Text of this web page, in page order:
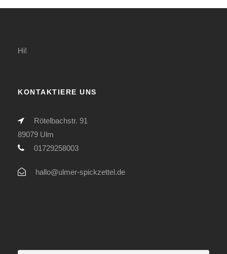
Hi!
KONTAKTIERE UNS
Rötelbachstr. 91
89079 Ulm
01729258003
hallo@ulmer-spickzettel.de